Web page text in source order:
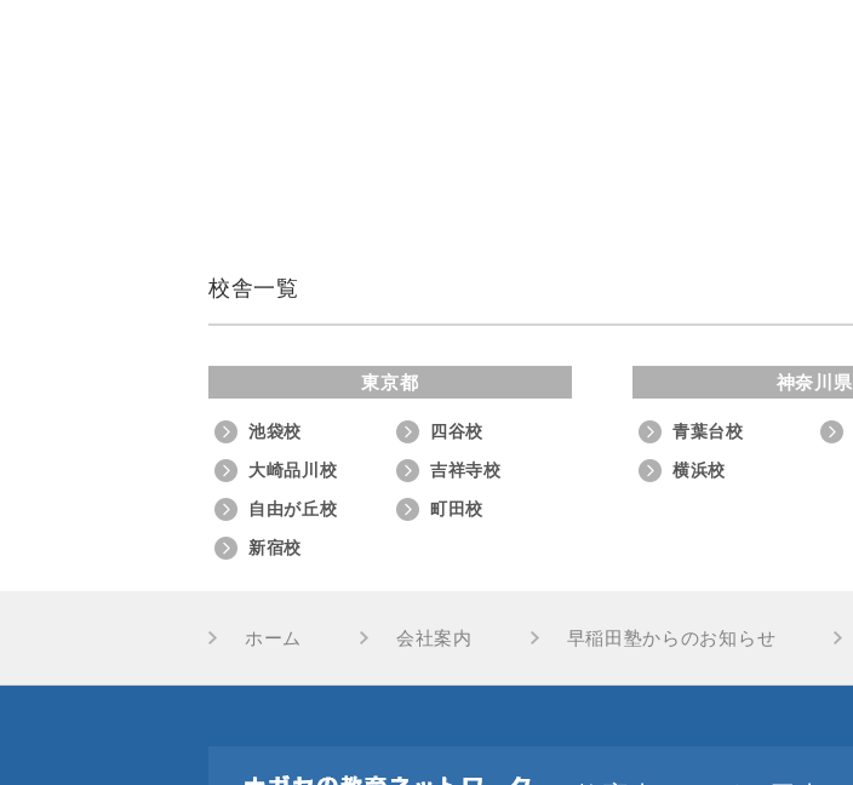
校舎一覧
東京都
池袋校
四谷校
大崎品川校
吉祥寺校
自由が丘校
町田校
新宿校
神奈川県
青葉台校
横浜校
ホーム 会社案内 早稲田塾からのお知らせ